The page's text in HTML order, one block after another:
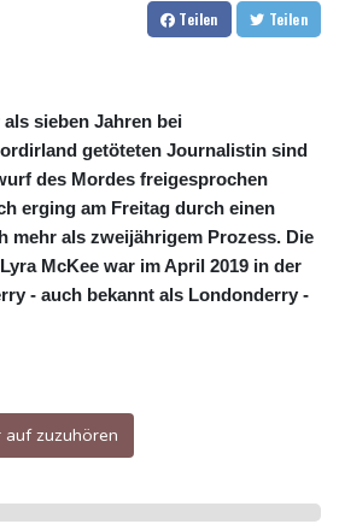
Teilen Teilen
sieben Jahren bei
getöteten Journalistin sind
des Mordes freigesprochen
erging am Freitag durch einen
mehr als zweijährigem Prozess. Die
McKee war im April 2019 in der
- auch bekannt als Londonderry -
auf zuzuhören